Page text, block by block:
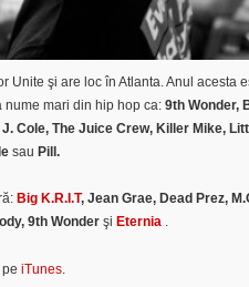
Unite şi are loc în Atlanta. Anul acesta
mari din hip hop ca: 9th Wonder,
Cole, The Juice Crew, Killer Mike,
sau Pill.
Big K.R.I.T, Jean Grae, Dead Prez,
9th Wonder şi Eternia .
iTunes